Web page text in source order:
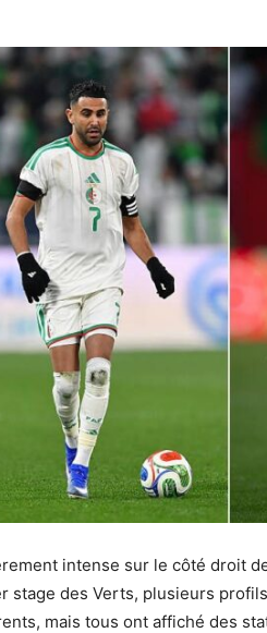
intense sur le côté droit de
stage des Verts, plusieurs
mais tous ont affiché des